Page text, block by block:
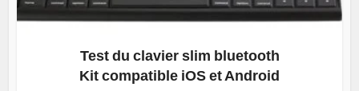
Test du clavier slim bluetooth
Kit compatible iOS et Android